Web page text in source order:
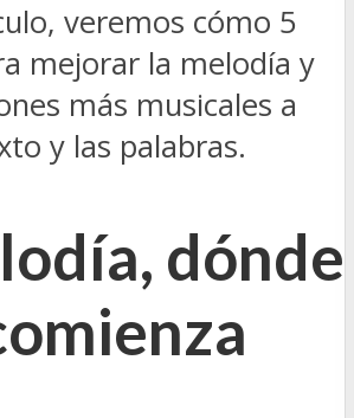
veremos cómo 5
mejorar la melodía y
más musicales a
y las palabras.
dónde